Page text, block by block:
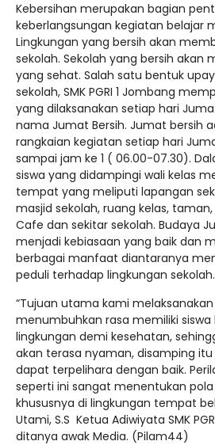
Kebersihan merupakan bagian
keberlangsungan kegiatan belajar
Lingkungan yang bersih akan
sekolah. Sekolah yang bersih akan
yang sehat. Salah satu bentuk
sekolah, SMK PGRI 1 Jombang
yang dilaksanakan setiap hari
nama Jumat Bersih. Jumat bersih
rangkaian kegiatan setiap hari
sampai jam ke 1 ( 06.00-07.30).
siswa yang didampingi wali kelas
tempat yang meliputi lapangan
masjid sekolah, ruang kelas, taman,
Cafe dan sekitar sekolah. Budaya
menjadi kebiasaan yang baik dan
berbagai manfaat diantaranya
peduli terhadap lingkungan sekolah.
“Tujuan utama kami
menumbuhkan rasa memiliki
lingkungan demi kesehatan,
akan terasa nyaman, disamping
dapat terpelihara dengan baik.
seperti ini sangat menentukan
khususnya di lingkungan tempat
Utami, S.S Ketua Adiwiyata SMK
ditanya awak Media. (Pilam44)